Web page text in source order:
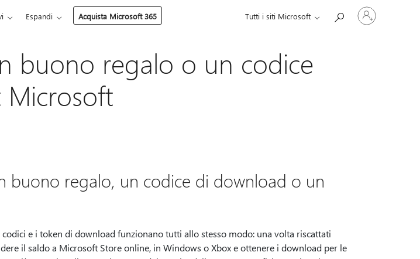
Espandi Acquista Microsoft 365 Tutti i siti Microsoft
Accedi
con
buono regalo o un codice
Microsoft
buono regalo, un codice di download o un
e i token di download funzionano tutti allo stesso modo: una volta riscattati
il saldo a Microsoft Store online, in Windows o Xbox e ottenere i download per le